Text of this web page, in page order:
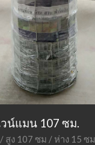
น์แมน 107 ซม.
สูง 107 ซม / ห่าง 15 ซม